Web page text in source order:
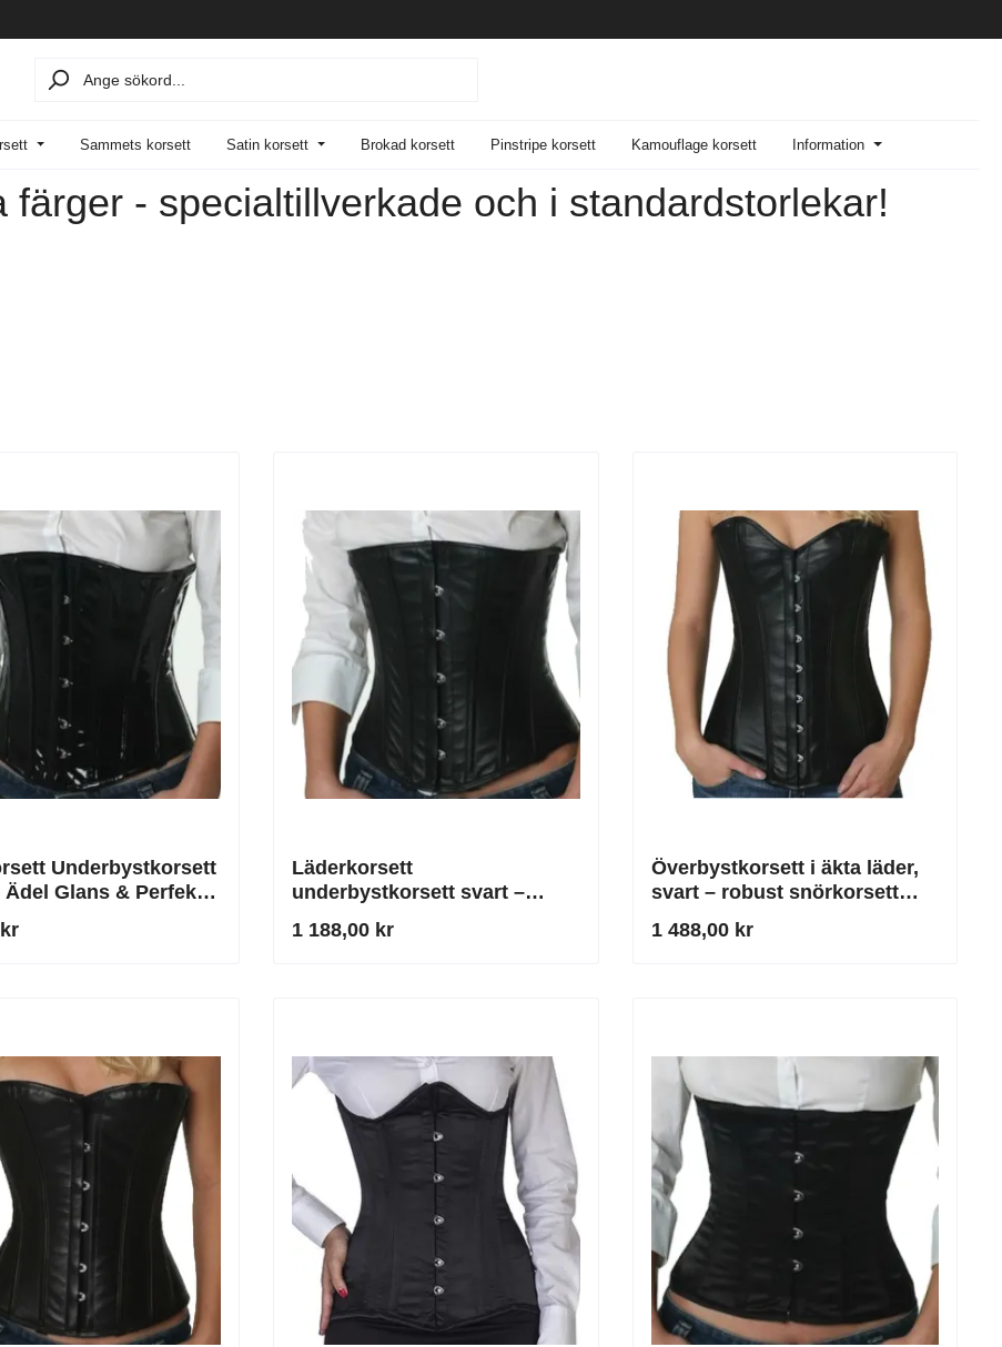
Sammets korsett Satin korsett Brokad korsett Pinstripe korsett Kamouflage korsett Information
färger - specialtillverkade och i standardstorlekar!
Underbystkorsett
Ädel Glans & Perfekt
Läderkorsett
underbystkorsett svart –
snörkorsett i äkta läder
1 188,00 kr
Överbystkorsett i äkta läder,
svart – robust snörkorsett
med rostfria stålskenor
1 488,00 kr